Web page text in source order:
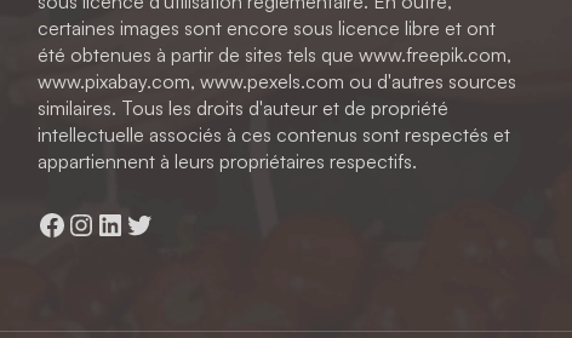
certaines images sont encore sous licence libre et ont
été obtenues à partir de sites tels que www.freepik.com,
www.pixabay.com, www.pexels.com ou d'autres sources
similaires. Tous les droits d'auteur et de propriété
intellectuelle associés à ces contenus sont respectés et
appartiennent à leurs propriétaires respectifs.
Facebook
Instagram
LinkedIn
Twitter